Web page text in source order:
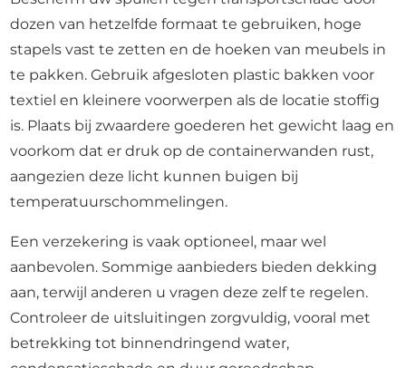
dozen van hetzelfde formaat te gebruiken, hoge
stapels vast te zetten en de hoeken van meubels in
te pakken. Gebruik afgesloten plastic bakken voor
textiel en kleinere voorwerpen als de locatie stoffig
is. Plaats bij zwaardere goederen het gewicht laag en
voorkom dat er druk op de containerwanden rust,
aangezien deze licht kunnen buigen bij
temperatuurschommelingen.
Een verzekering is vaak optioneel, maar wel
aanbevolen. Sommige aanbieders bieden dekking
aan, terwijl anderen u vragen deze zelf te regelen.
Controleer de uitsluitingen zorgvuldig, vooral met
betrekking tot binnendringend water,